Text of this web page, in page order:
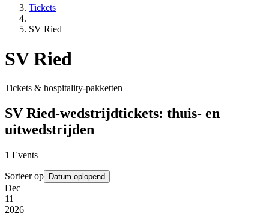
Tickets
SV Ried
SV Ried
Tickets & hospitality-pakketten
SV Ried-wedstrijdtickets: thuis- en
uitwedstrijden
1 Events
Sorteer op Datum oplopend
Dec
11
2026